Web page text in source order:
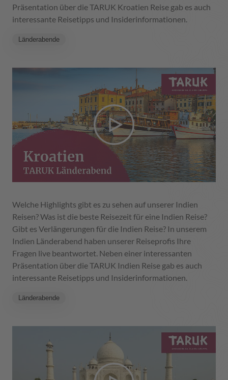
Präsentation über die TARUK Kroatien Reise gab es auch
interessante Reisetipps und Insiderinformationen.
Länderabende
Welche Highlights gibt es zu sehen auf unserer Indien
Reisen? Was ist die beste Reisezeit für eine Indien Reise?
Gibt es Verlängerungen für die Indien Reise? In unserem
Indien Länderabend haben unserer Reiseprofis Ihre
Fragen live beantwortet. Neben einer interessanten
Präsentation über die TARUK Indien Reise gab es auch
interessante Reisetipps und Insiderinformationen.
Länderabende